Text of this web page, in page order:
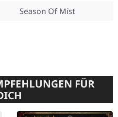
Season Of Mist
FÜR